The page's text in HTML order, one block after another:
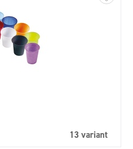
13 variant